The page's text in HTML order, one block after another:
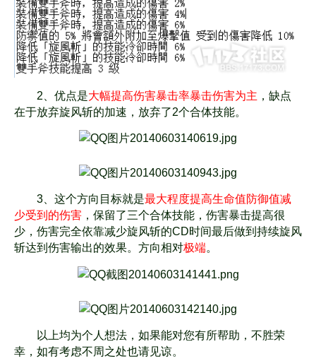
2、优点是大幅提高伤害暴击率暴击伤害为主 ，缺点
在于放弃旋风斩的加速，放弃了2个合体技能。
3、这个方向目标就是最大程度提高生命值防御值减
少受到的伤害 ，保留了三个合体技能，伤害暴击提高很
少，伤害完全依靠减少旋风斩的CD时间最后做到持续旋风
斩达到伤害输出的效果。方向相对极端。
以上均为个人想法，如果能对您有所帮助，不胜荣
幸，如有考虑不周之处也请见谅。